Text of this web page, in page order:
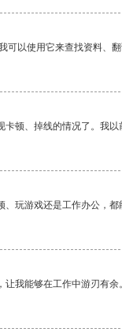
以使用它来查找资料、翻
顿、掉线的情况了。我
玩游戏还是工作办公，都
我能够在工作中游刃有余。